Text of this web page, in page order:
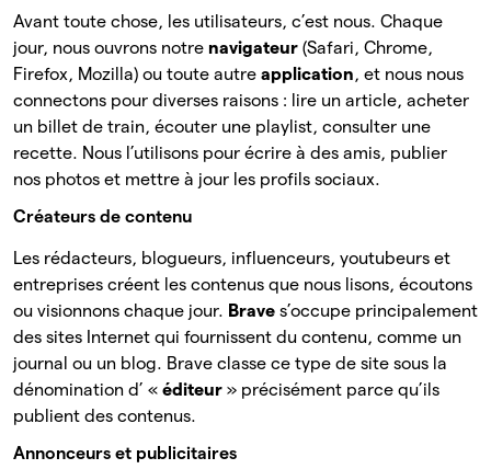
Avant toute chose, les utilisateurs, c’est nous. Chaque
jour, nous ouvrons notre navigateur (Safari, Chrome,
Firefox, Mozilla) ou toute autre application, et nous nous
connectons pour diverses raisons : lire un article, acheter
un billet de train, écouter une playlist, consulter une
recette. Nous l’utilisons pour écrire à des amis, publier
nos photos et mettre à jour les profils sociaux.
Créateurs de contenu
Les rédacteurs, blogueurs, influenceurs, youtubeurs et
entreprises créent les contenus que nous lisons, écoutons
ou visionnons chaque jour. Brave s’occupe principalement
des sites Internet qui fournissent du contenu, comme un
journal ou un blog. Brave classe ce type de site sous la
dénomination d’ « éditeur » précisément parce qu’ils
publient des contenus.
Annonceurs et publicitaires